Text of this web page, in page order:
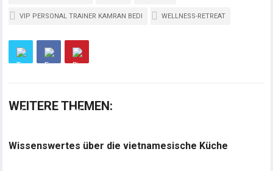
VIP PERSONAL TRAINER KAMRAN BEDI WELLNESS-RETREAT
WEITERE THEMEN:
Wissenswertes über die vietnamesische Küche